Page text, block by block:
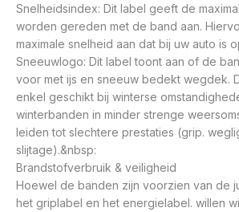
Snelheidsindex: Dit label geeft de
worden gereden met de band aan.
maximale snelheid aan dat bij uw auto is
Sneeuwlogo: Dit label toont aan of de
voor met ijs en sneeuw bedekt wegdek.
enkel geschikt bij winterse
winterbanden in minder strenge
leiden tot slechtere prestaties (grip.
slijtage).&nbsp:
Brandstofverbruik & veiligheid
Hoewel de banden zijn voorzien van de
het griplabel en het energielabel. willen